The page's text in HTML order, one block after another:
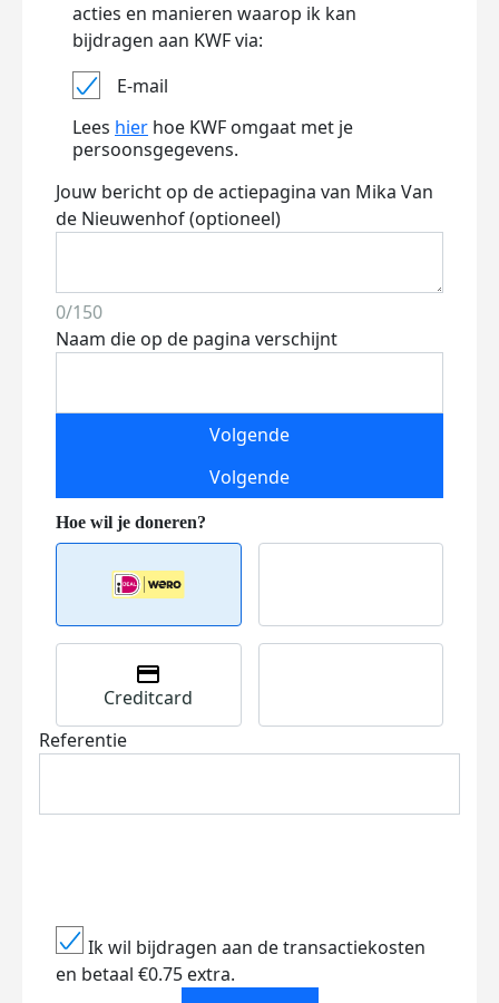
acties en manieren waarop ik kan
bijdragen aan KWF via:
E-mail
Lees hier hoe KWF omgaat met je
persoonsgegevens.
Jouw bericht op de actiepagina van Mika Van
de Nieuwenhof (optioneel)
0/150
Naam die op de pagina verschijnt
Volgende
Volgende
Creditcard
Referentie
Ik wil bijdragen aan de transactiekosten
en betaal €0.75 extra.